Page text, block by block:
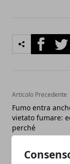
Facebook
Articolo Precedente
Fumo entra
vietato fumare:
perché